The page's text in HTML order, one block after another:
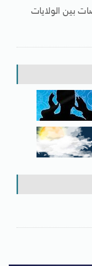
بين الولايات